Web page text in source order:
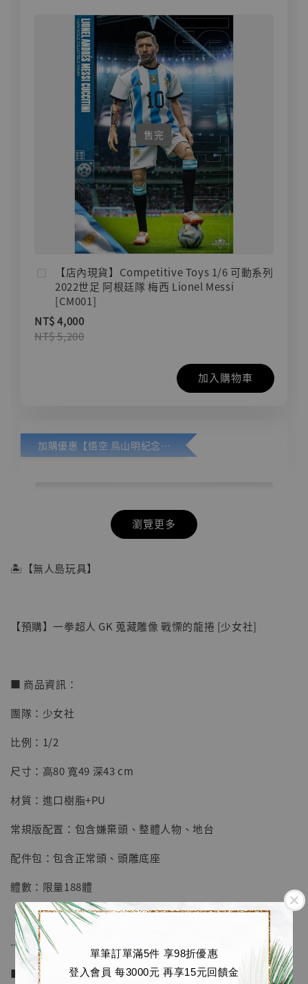
單筆訂單滿5件 享98折優惠
登入會員 每3000元 再享15元回饋金
售完
【店內現貨】Competitive Toys 1/6 可動系列
2022世足 阿根廷隊 梅西 Lionel Messi
[CM001]
NT$ 4,000
NT$ 5,200
加入購物車
加購優惠【悟空 鳥山明紀念款 [奇蹟工作室]】
【店內現貨】七龍珠 系列蒐藏雕像 悟空 鳥山
NT$ 4,280
NT$ 5,580
加入購物車
加購優惠【海賊王 布魯克達摩 [7STARS Studio]】
瀏覽更多
🏝【無人島玩具】
【預購】一拳超人 GK 蒐藏雕像 戰慄的龍捲 [少女社]
■ 商品資訊：
團隊：少女社
比例：1/2
尺寸：高80 寬49 深43 cm
材質：進口樹脂+PU
常規版配置：包含嫌棄頭、整體人物、地台
配件包：包含正常頭、頭雕底座
體數：限量188體
──────────────
■ 販售資訊 (NT$)：